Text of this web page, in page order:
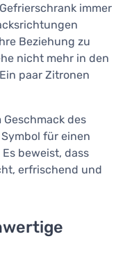
immer
Beziehung zu
nicht mehr in den
paar Zitronen
des
für einen
beweist, dass
erfrischend und